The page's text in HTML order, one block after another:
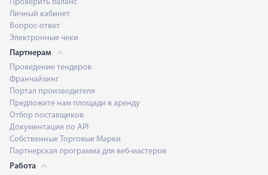
Проверить баланс
Личный кабинет
Вопрос-ответ
Электронные чеки
Партнерам
Проведение тендеров
Франчайзинг
Портал производителя
Предложите нам площади в аренду
Отбор поставщиков
Документация по API
Собственные Торговые Марки
Партнерская программа для веб-мастеров
Работа